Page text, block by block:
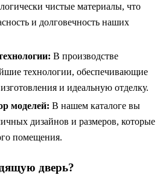
чистые материалы, что
и долговечность наших
В производстве
технологии, обеспечивающие
и идеальную отделку.
моделей: В нашем каталоге вы
дизайнов и размеров, которые
помещения.
дверь?